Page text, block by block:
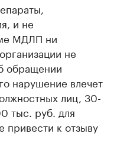
и не
МДЛП ни
не
обращении
нарушение влечет
лиц, 30-
тыс. руб. для
к отзыву